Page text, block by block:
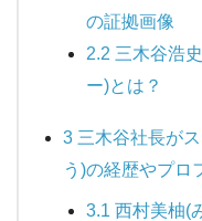
の証拠画像
2.2 三木谷浩
ー)とは？
3 三木谷社長が
う)の経歴やプロ
3.1 西村美柚(